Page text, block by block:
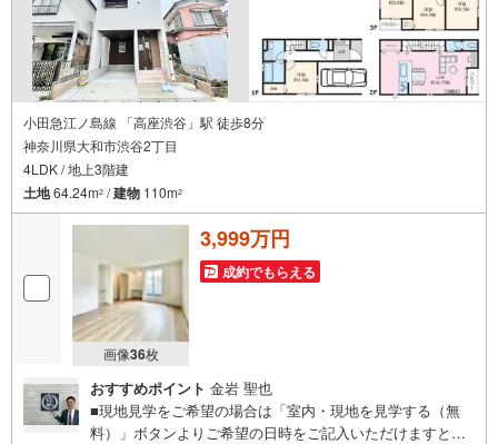
小田急江ノ島線 「高座渋谷」駅 徒歩8分
神奈川県大和市渋谷2丁目
4LDK / 地上3階建
土地64.24m2 /建物 110m2
画像36枚
3,999万円
成約でもらえる
おすすめポイント 金岩 聖也
■現地見学をご希望の場合は「室内・現地を見学する（無
料）」ボタンよりご希望の日時をご記入いただけますとス